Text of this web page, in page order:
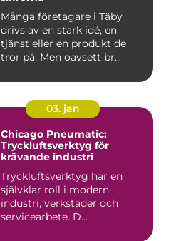
Många företagare i Täby
drivs av en stark idé, en
tjänst eller en produkt de
tror på. Men oavsett br...
03. jan
Chicago Pneumatic:
Tryckluftsverktyg för
krävande industri
Tryckluftsverktyg har en
självklar roll i modern
industri, verkstäder och
servicearbete. D...